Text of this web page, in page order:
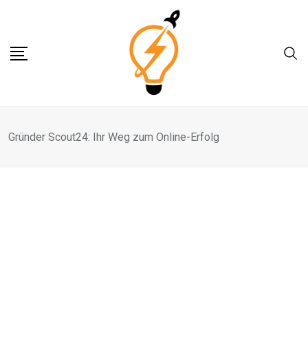
content
Gründer Scout24: Ihr Weg zum Online-Erfolg